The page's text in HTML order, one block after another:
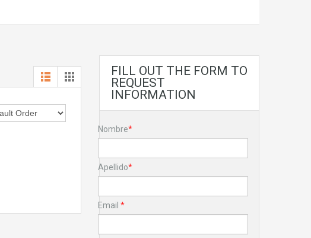
FILL OUT THE FORM TO
REQUEST
INFORMATION
Nombre*
Apellido*
Email *